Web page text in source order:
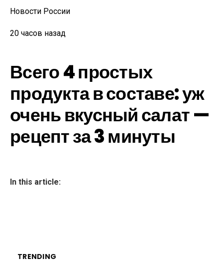
Новости России
20 часов назад
Всего 4 простых
продукта в составе: уж
очень вкусный салат —
рецепт за 3 минуты
In this article:
TRENDING